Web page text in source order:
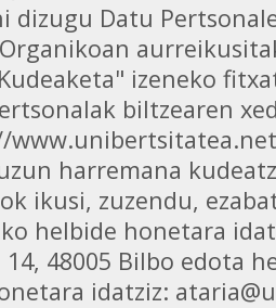
dizugu Datu
izeneko
biltzearen
harremana
ikusi, zuzendu,
helbide honetara
48005 Bilbo edota
idatziz: